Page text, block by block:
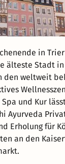
in
älteste Stadt
den weltweit
und Kur
Ayurveda
Erholung für
an den